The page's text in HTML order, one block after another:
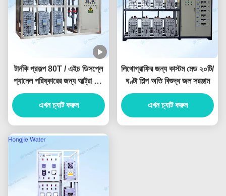
টার্নকি প্রকল্প 80T / এইচ ডিসপ্লে
প্যানেল পরিষ্কারের জন্য আল্ট্রা খাঁটি
জল সরঞ্জাম
এখন চ্যাট করুন
লিথোগ্রাফির জন্য কাস্টম মেড ২০টি/
ঘণ্টা শিল্প অতি বিশুদ্ধ জল সরঞ্জাম
এখন চ্যাট করুন